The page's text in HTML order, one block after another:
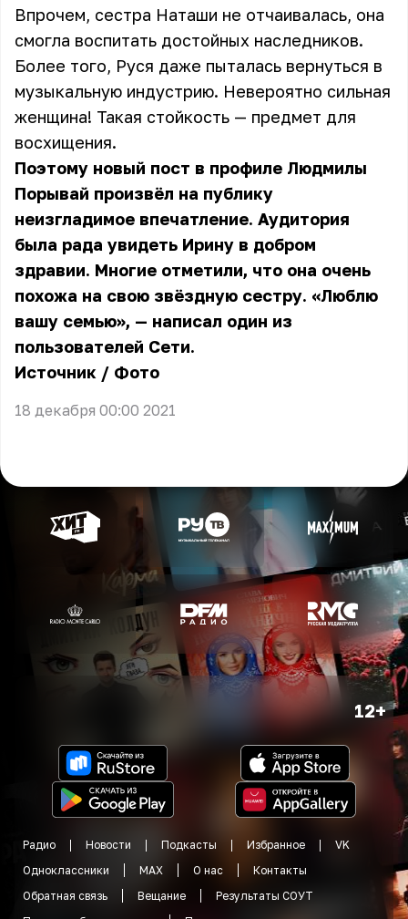
Впрочем, сестра Наташи не отчаивалась, она
смогла воспитать достойных наследников.
Более того, Руся даже пыталась вернуться в
музыкальную индустрию. Невероятно сильная
женщина! Такая стойкость — предмет для
восхищения.
Поэтому новый пост в профиле Людмилы
Порывай произвёл на публику
неизгладимое впечатление. Аудитория
была рада увидеть Ирину в добром
здравии. Многие отметили, что она очень
похожа на свою звёздную сестру. «Люблю
вашу семью», — написал один из
пользователей Сети.
Источник / Фото
18 декабря 00:00 2021
12+
Радио Новости Подкасты Избранное
VK
Одноклассники
MAX О нас
Контакты
Обратная связь
Вещание
Результаты СОУТ